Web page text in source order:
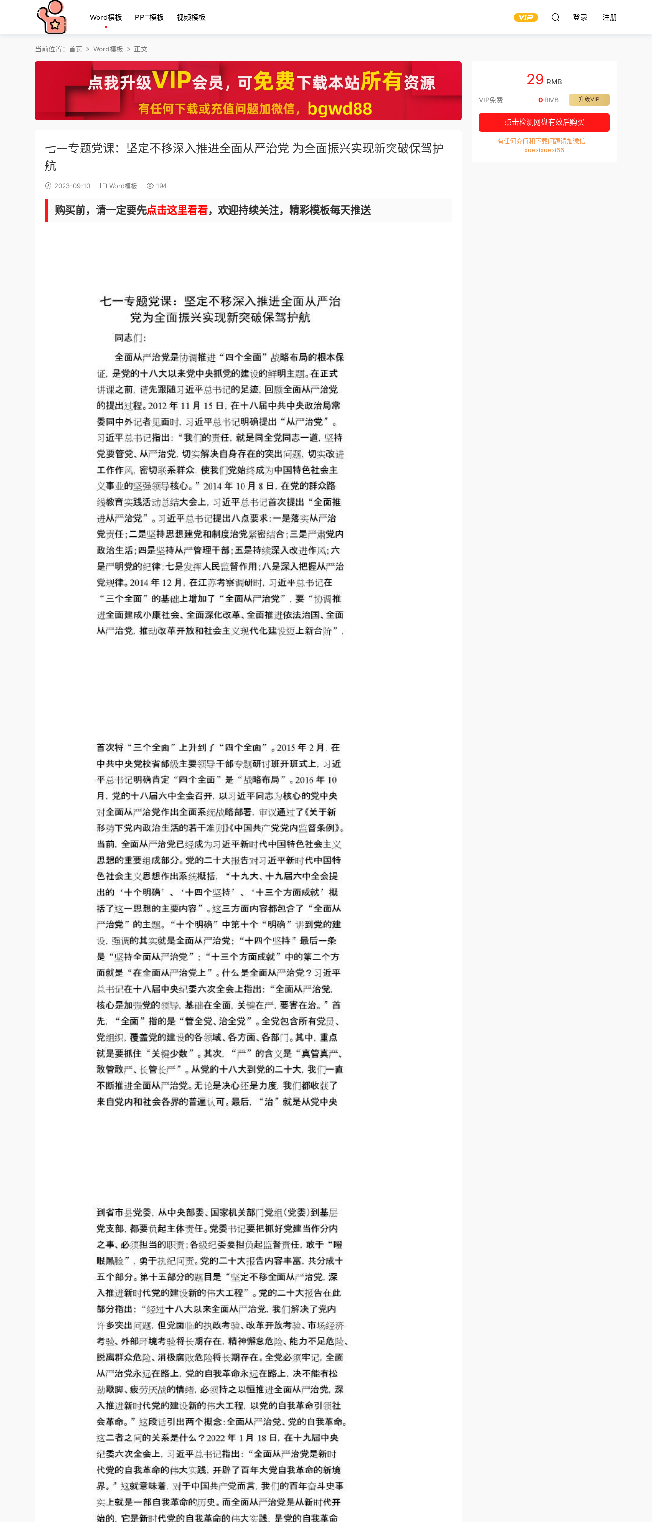
Word模板 PPT模板 视频模板 登录 注册
当前位置： 首页 Word模板 正文
七一专题党课：坚定不移深入推进全面从严治党 为全面振兴实现新突破保驾护
航
2023-09-10 Word模板 194
购买前，请一定要先点击这里看看，欢迎持续关注，精彩模板每天推送
29 RMB
VIP免费 升级VIP
0 RMB
点击检测网盘有效后购买
有任何充值和下载问题请加微信：
xuexixuexi66